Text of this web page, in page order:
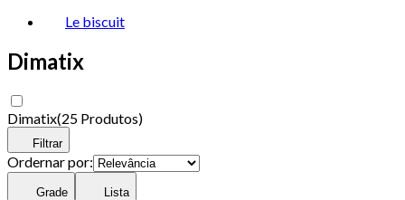
Le biscuit
Dimatix
Dimatix(25 Produtos)
Filtrar
Ordernar por:
Grade Lista